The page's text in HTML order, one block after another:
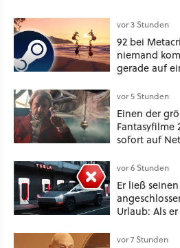
vor 3 Stunden
92 bei
niemand
gerade auf
vor 5 Stunden
Einen der
Fantasyfilme
sofort auf
vor 6 Stunden
Er ließ
Urlaub: Als
mehr an
vor 7 Stunden